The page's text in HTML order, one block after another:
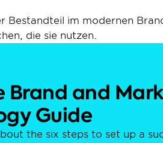
Bestandteil im modernen
die sie nutzen.
Brand and
Guide
the six steps to set up a